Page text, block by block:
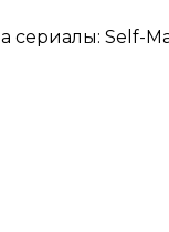
сериалы: Self-